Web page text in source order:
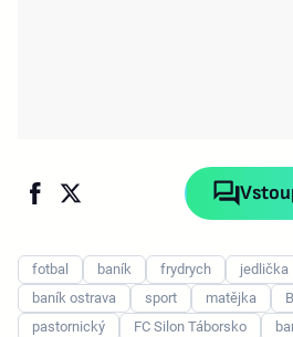
fotbal baník frydrych jedlička
baník ostrava
sport matějka
pastornický
FC Silon Táborsko